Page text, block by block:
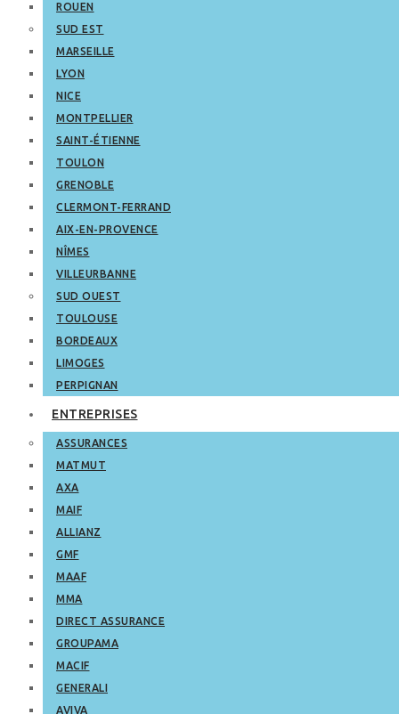
ROUEN
SUD EST
MARSEILLE
LYON
NICE
MONTPELLIER
SAINT-ÉTIENNE
TOULON
GRENOBLE
CLERMONT-FERRAND
AIX-EN-PROVENCE
NÎMES
VILLEURBANNE
SUD OUEST
TOULOUSE
BORDEAUX
LIMOGES
PERPIGNAN
ENTREPRISES
ASSURANCES
MATMUT
AXA
MAIF
ALLIANZ
GMF
MAAF
MMA
DIRECT ASSURANCE
GROUPAMA
MACIF
GENERALI
AVIVA